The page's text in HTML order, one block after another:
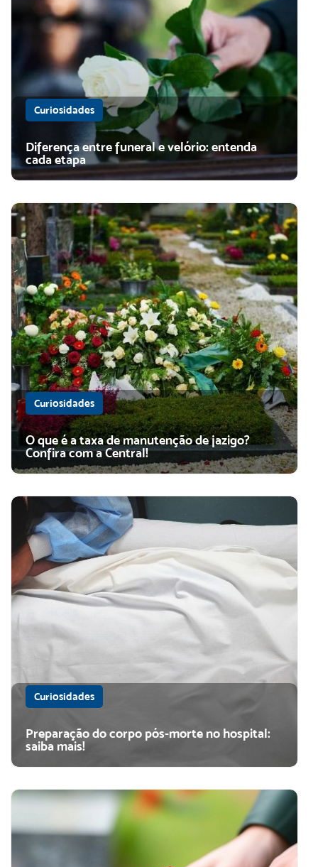
Curiosidades
Diferença entre funeral e velório: entenda
cada etapa
Curiosidades
O que é a taxa de manutenção de jazigo?
Confira com a Central!
Curiosidades
Preparação do corpo pós-morte no hospital:
saiba mais!